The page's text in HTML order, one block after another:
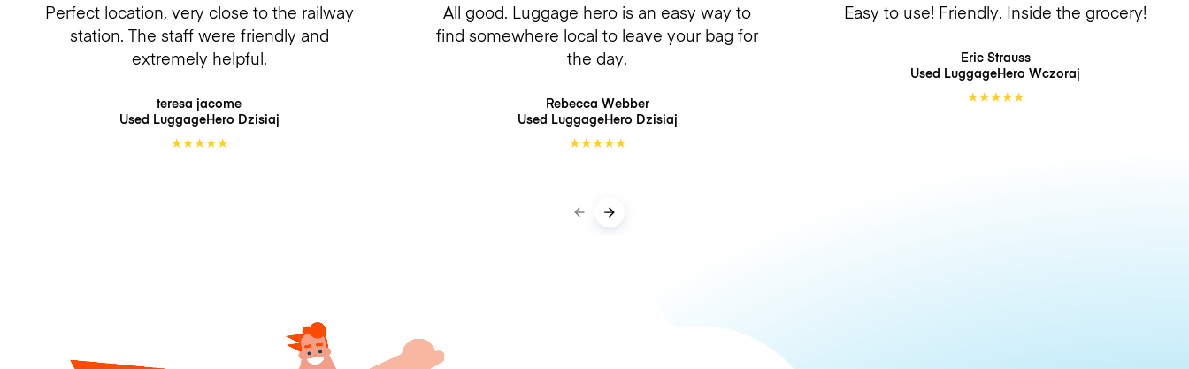
Perfect location, very close to the railway
station. The staff were friendly and
extremely helpful.
teresa jacome
Used LuggageHero Dzisiaj
★★★★★
All good. Luggage hero is an easy way to
find somewhere local to leave your bag for
the day.
Rebecca Webber
Used LuggageHero Dzisiaj
★★★★★
Easy to use! Friendly. Inside the grocery!
Eric Strauss
Used LuggageHero Wczoraj
★★★★★